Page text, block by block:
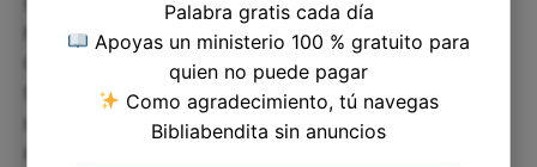
hecho de que no estamos solos en nuestra lucha.
Como Job, podemos buscar respuestas, pero
también podemos encontrar consuelo en la
realidad de que Dios está con nosotros incluso en
Palabra gratis cada día
Apoyas un ministerio 100 % gratuito para
quien no puede pagar
Como agradecimiento, tú navegas
Bibliabendita sin anuncios